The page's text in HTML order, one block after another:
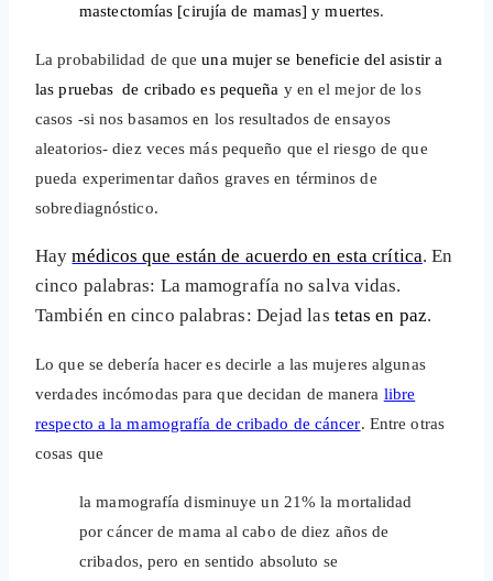
mastectomías [cirujía de mamas] y muertes.
La probabilidad de queuna mujer se beneficie del asistir a
las pruebas de cribado es pequeña y en el mejor de los
casos -si nos basamos en los resultados de ensayos
aleatorios- diez veces más pequeño que el riesgo de que
pueda experimentar daños graves en términos de
sobrediagnóstico.
Haymédicos que están de acuerdo en esta crítica. En
cinco palabras: La mamografía no salva vidas.
También en cinco palabras: Dejad las tetas en paz.
Lo que se debería hacer es decirle a las mujeresalgunas
verdades incómodas para que decidan de manera libre
respecto a la mamografía de cribado de cáncer. Entre otras
cosas que
la mamografía disminuye un 21% la mortalidad
por cáncer de mama al cabo de diez años de
cribados, pero en sentido absoluto se